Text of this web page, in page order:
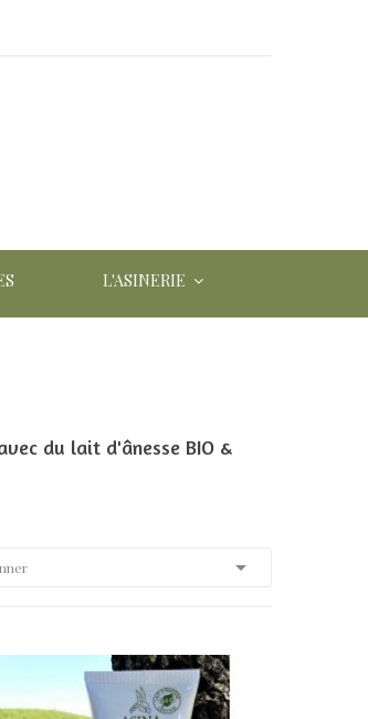
L'ASINERIE
du lait d'ânesse BIO &
